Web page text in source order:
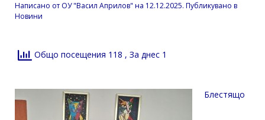
Написано от ОУ "Васил Априлов" на 12.12.2025. Публикувано в
Новини
Общо посещения 118 , За днес 1
Блестящо